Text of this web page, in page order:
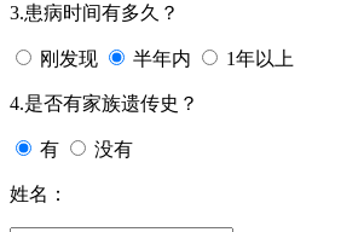
3.患病时间有多久？
刚发现 半年内 1年以上
4.是否有家族遗传史？
有 没有
姓名：